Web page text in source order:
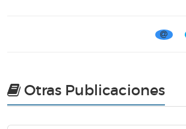
Otras Publicaciones